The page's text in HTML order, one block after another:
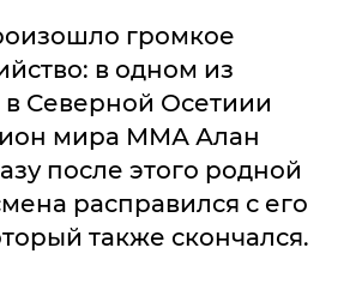
громкое
в одном из
в Северной Осетиии
мира ММА Алан
после этого родной
расправился с его
также скончался.